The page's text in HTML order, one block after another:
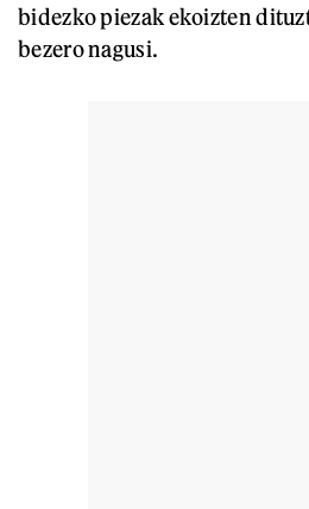
bidezko piezak ekoizten
bezero nagusi.